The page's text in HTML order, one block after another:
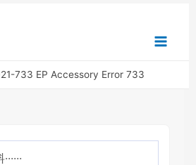
Menu
733 EP Accessory Error 733